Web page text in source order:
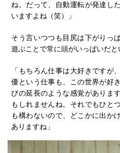
ね。だって、自動運転が発達し
いますよね（笑）」
そう言いつつも目尻は下がりっ
遊ぶことで常に頭がいっぱいだと
「もちろん仕事は大好きですが
優という仕事も、この世界が好
びの延長のような感覚がありま
もしれませんね。それでもひと
も構わないので、どこかに出か
ありますね」